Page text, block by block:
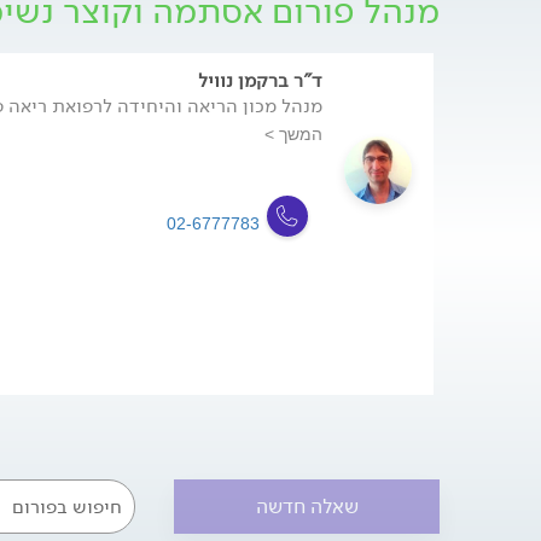
פיזיולוגיים. חולי אסתמה מוגבלים בשל המחלה,
ועולה ככל שדרגת האסתמה עולה. מדובר באנשים
בדרכי הנשימה, והם מטופלים במספר רב של
מנהל פורום אסתמה וקוצר
ד"ר ברקמן נוויל
מנהל מכון הריאה והיחידה לרפואת
המשך >
02-6777783
שאלה חדשה